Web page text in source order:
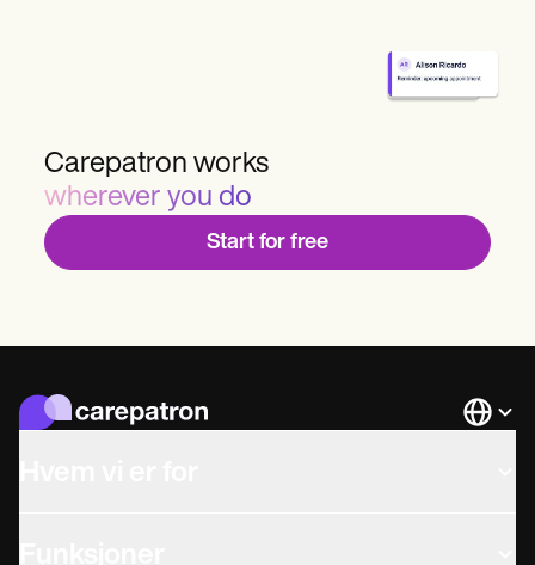
Carepatron works
wherever you do
Start for free